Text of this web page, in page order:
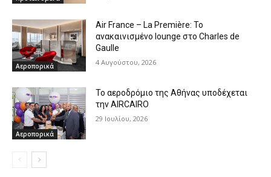
Αεροπορικά
Air France – La Première: Το
ανακαινισμένο lounge στο Charles de
Gaulle
4 Αυγούστου, 2026
Αεροπορικά
Το αεροδρόμιο της Αθήνας υποδέχεται
την AIRCAIRO
29 Ιουλίου, 2026